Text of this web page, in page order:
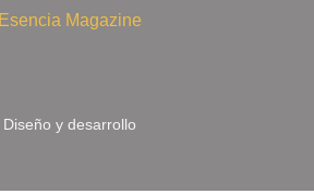
Esencia Magazine
Diseño y desarrollo